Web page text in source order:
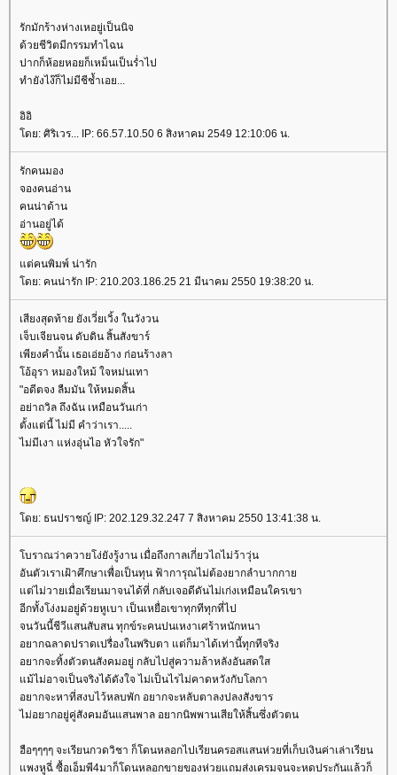
รักมักร้างห่างเหอยู่เป็นนิจ
ด้วยชีวิตมีกรรมทำไฉน
ปากก็ห้อยหอยก็เหม็นเป็นร่ำไป
ทำยังไง๊ก็ไม่มีชีช้ำเอย...
อิอิ
ดย: ศิริเวร... IP: 66.57.10.50 6 สิงหาคม 2549 12:10:06 น.
รักคนมอง
จองคนอ่าน
คนน่าด้าน
อ่านอยู่ได้
ต่คนพิมพ์ น่ารัก
ดย: คนน่ารัก IP: 210.203.186.25 21 มีนาคม 2550 19:38:20 น.
เสียงสุดท้าย ยังเวี่ยเวิ้ง ในวังวน
เจ็บเจียนจน ดับดิน สิ้นสังขาร์
เพียงคำนั้น เธอเอ่ยอ้าง ก่อนร้างลา
อ้อุรา หมองใหม้ ใจหม่นเทา
"อดีตจง ลืมมัน ให้หมดสิ้น
อย่าถวิล ถึงฉัน เหมือนวันเก่า
ตั้งแต่นี้ ไม่มี คำว่าเรา.....
ไม่มีเงา แห่งอุ่นไอ หัวใจรัก"
ดย: ธนปราชญ์ IP: 202.129.32.247 7 สิงหาคม 2550 13:41:38 น.
บราณว่าควายโง่ยังรู้งาน เมื่อถึงกาลเกี่ยวไถไม่ว้าวุ่น
อันตัวเราเฝ้าศึกษาเพื่อเป็นทุน ฟ้าการุณไม่ต้องยากลำบากกา
ต่ไม่วายเมื่อเรียนมาจนได้ที่ กลับเจอดีดันไม่เก่งเหมือนใครเขา
อีกทั้งโง่งมอยู่ด้วยหูเบา เป็นเหยื่อเขาทุกทีทุกที่ไป
จนวันนี้ชีวีแสนสับสน ทุกข์ระคนปนเหงาเศร้าหนักหนา
อยากฉลาดปราดเปรื่องในพริบตา แต่ก็มาได้เท่านี้ทุกทีจริง
อยากจะทิ้งตัวตนสังคมอยู่ กลับไปสู่ความล้าหลังอันสดใส
ม้ไม่อาจเป็นจริงได้ดังใจ ไม่เป็นไรไม่คาดหวังกับโลกา
อยากจะหาที่สงบไว้หลบพัก อยากจะหลับตาลงปลงสังขาร
ไม่อยากอยู่คู่สังคมอันแสนพาล อยากนิพพานเสียให้สิ้นซึ่งตัวตน
ฮือๆๆๆๆ จะเรียนกวดวิชา ก็โดนหลอกไปเรียนครอสแสนห่วยที่เก็บเงินค่าเล่าเรียน
พงหูฉี่ ซื้อเอ็มพี4มาก็โดนหลอกขายของห่วยแถมส่งเครมจนจะหดประกันแล้วก็